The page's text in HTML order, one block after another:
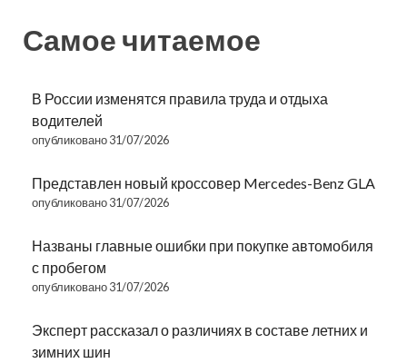
Самое читаемое
В России изменятся правила труда и отдыха
водителей
опубликовано 31/07/2026
Представлен новый кроссовер Mercedes-Benz GLA
опубликовано 31/07/2026
Названы главные ошибки при покупке автомобиля
с пробегом
опубликовано 31/07/2026
Эксперт рассказал о различиях в составе летних и
зимних шин